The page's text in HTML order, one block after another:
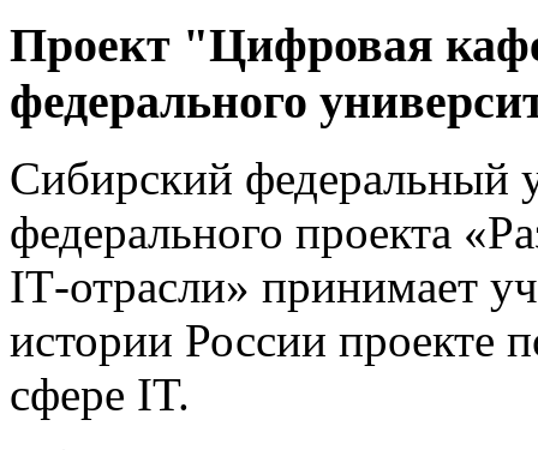
Проект "Цифровая
федерального
Сибирский федеральный
федерального проекта
IТ-отрасли» принимает
истории России проекте
сфере IT.